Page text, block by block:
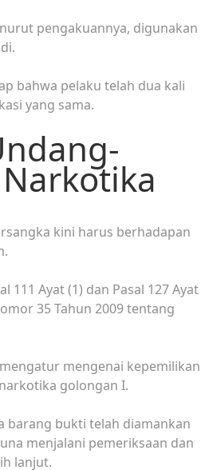
pengakuannya, digunakan
bahwa pelaku telah dua kali
yang sama.
kini harus berhadapan
111 Ayat (1) dan Pasal 127 Ayat
35 Tahun 2009 tentang
mengenai kepemilikan
golongan I.
barang bukti telah diamankan
menjalani pemeriksaan dan
lanjut.